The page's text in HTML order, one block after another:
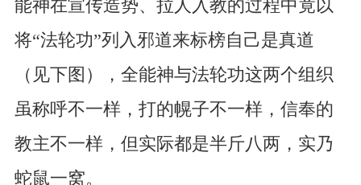
能神在宣传造势、拉人入教的过程中竟以
将“法轮功”列入邪道来标榜自己是真道
（见下图），全能神与法轮功这两个组织
虽称呼不一样，打的幌子不一样，信奉的
教主不一样，但实际都是半斤八两，实乃
蛇鼠一窝。